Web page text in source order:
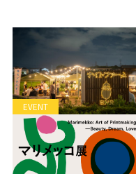
EVENT